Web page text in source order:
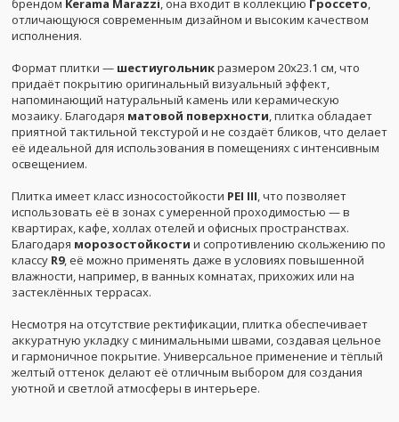
отличающуюся современным дизайном и высоким качеством
исполнения.
Формат плитки — шестиугольникразмером 20x23.1 см, что
придаёт покрытию оригинальный визуальный эффект,
напоминающий натуральный камень или керамическую
мозаику. Благодаря матовой поверхности , плитка обладает
приятной тактильной текстурой и не создаёт бликов, что делает
её идеальной для использования в помещениях с интенсивным
освещением.
Плитка имеет класс износостойкости PEI III , что позволяет
использовать её в зонах с умеренной проходимостью — в
квартирах, кафе, холлах отелей и офисных пространствах.
Благодаря морозостойкости и сопротивлению скольжению по
классу R9, её можно применять даже в условиях повышенной
влажности, например, в ванных комнатах, прихожих или на
застеклённых террасах.
Несмотря на отсутствие ректификации, плитка обеспечивает
аккуратную укладку с минимальными швами, создавая цельное
и гармоничное покрытие. Универсальное применение и тёплый
желтый оттенок делают её отличным выбором для создания
уютной и светлой атмосферы в интерьере.